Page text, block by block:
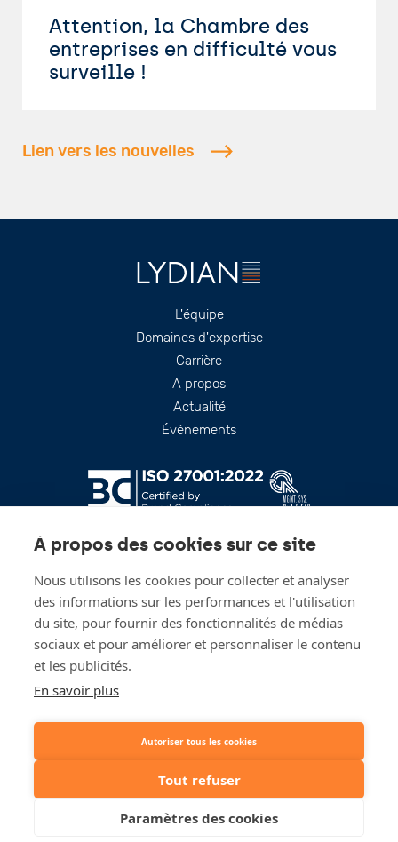
À propos des cookies sur ce site
Nous utilisons les cookies pour collecter et analyser
des informations sur les performances et l'utilisation
du site, pour fournir des fonctionnalités de médias
sociaux et pour améliorer et personnaliser le contenu
et les publicités.
En savoir plus
Autoriser tous les cookies
Tout refuser
Paramètres des cookies
Attention, la Chambre des
entreprises en difficulté vous
surveille !
Lien vers les nouvelles
L'équipe
Domaines d'expertise
Carrière
A propos
Actualité
Événements
© 2026 Lydian
Responsible
Clause de non-